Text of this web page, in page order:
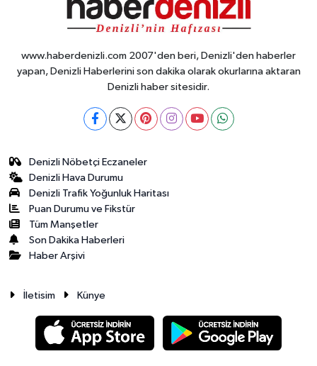
www.haberdenizli.com 2007'den beri, Denizli'den haberler
yapan, Denizli Haberlerini son dakika olarak okurlarına aktaran
Denizli haber sitesidir.
Denizli Nöbetçi Eczaneler
Denizli Hava Durumu
Denizli Trafik Yoğunluk Haritası
Puan Durumu ve Fikstür
Tüm Manşetler
Son Dakika Haberleri
Haber Arşivi
İletisim Künye